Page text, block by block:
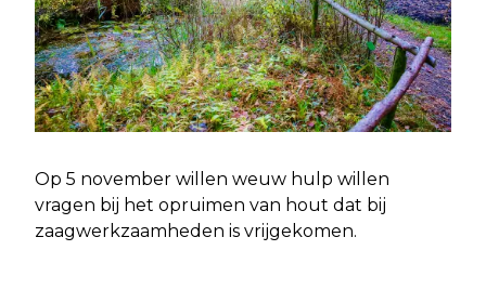
Op 5 november willen weuw hulp willen
vragen bij het opruimen van hout dat bij
zaagwerkzaamheden is vrijgekomen.